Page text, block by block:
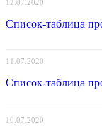
12.07.2020
Список-таблица
11.07.2020
Список-таблица
10.07.2020